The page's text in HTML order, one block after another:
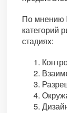
По мнению
категорий
стадиях: